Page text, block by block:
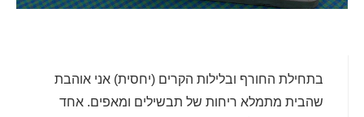
בתחילת החורף ובלילות הקרים (יחסית) אני אוהבת
שהבית מתמלא ריחות של תבשילים ומאפים. אחד